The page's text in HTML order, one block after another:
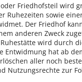
oder Friedhofsteil wird
Ruhezeiten sowie
Der Friedhof
anderen Zweck
wird durch
Entwidmung hat ab
aller noch
Nutzungsrechte zur